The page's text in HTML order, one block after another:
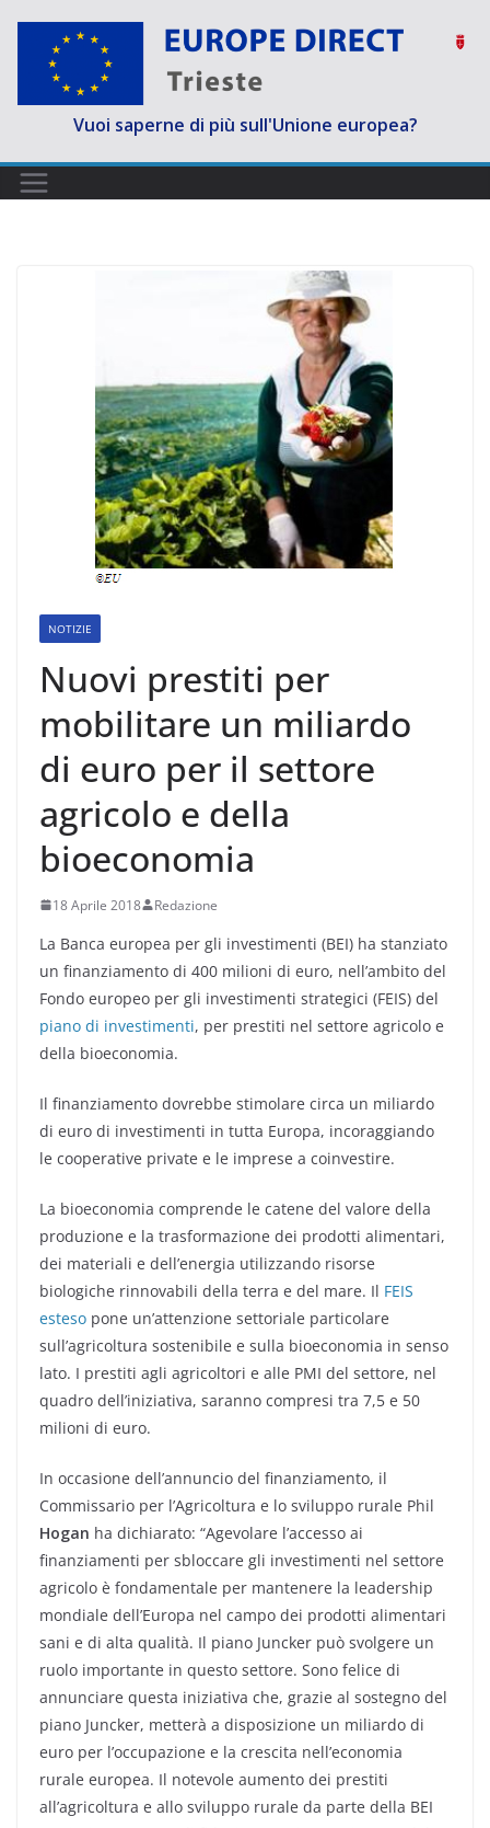
contenuto
Vuoi saperne di più sull'Unione europea?
NOTIZIE
Nuovi prestiti per
mobilitare un miliardo
di euro per il settore
agricolo e della
bioeconomia
18 Aprile 2018 Redazione
La Banca europea per gli investimenti (BEI) ha stanziato
un finanziamento di 400 milioni di euro, nell’ambito del
Fondo europeo per gli investimenti strategici (FEIS) del
piano di investimenti, per prestiti nel settore agricolo e
della bioeconomia.
Il finanziamento dovrebbe stimolare circa un miliardo
di euro di investimenti in tutta Europa, incoraggiando
le cooperative private e le imprese a coinvestire.
La bioeconomia comprende le catene del valore della
produzione e la trasformazione dei prodotti alimentari,
dei materiali e dell’energia utilizzando risorse
biologiche rinnovabili della terra e del mare. Il FEIS
esteso pone un’attenzione settoriale particolare
sull’agricoltura sostenibile e sulla bioeconomia in senso
lato. I prestiti agli agricoltori e alle PMI del settore, nel
quadro dell’iniziativa, saranno compresi tra 7,5 e 50
milioni di euro.
In occasione dell’annuncio del finanziamento, il
Commissario per l’Agricoltura e lo sviluppo rurale Phil
Hogan ha dichiarato: “Agevolare l’accesso ai
finanziamenti per sbloccare gli investimenti nel settore
agricolo è fondamentale per mantenere la leadership
mondiale dell’Europa nel campo dei prodotti alimentari
sani e di alta qualità. Il piano Juncker può svolgere un
ruolo importante in questo settore. Sono felice di
annunciare questa iniziativa che, grazie al sostegno del
piano Juncker, metterà a disposizione un miliardo di
euro per l’occupazione e la crescita nell’economia
rurale europea. Il notevole aumento dei prestiti
all’agricoltura e allo sviluppo rurale da parte della BEI